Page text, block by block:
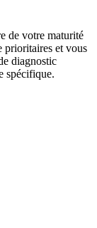
de votre maturité
prioritaires et vous
diagnostic
spécifique.